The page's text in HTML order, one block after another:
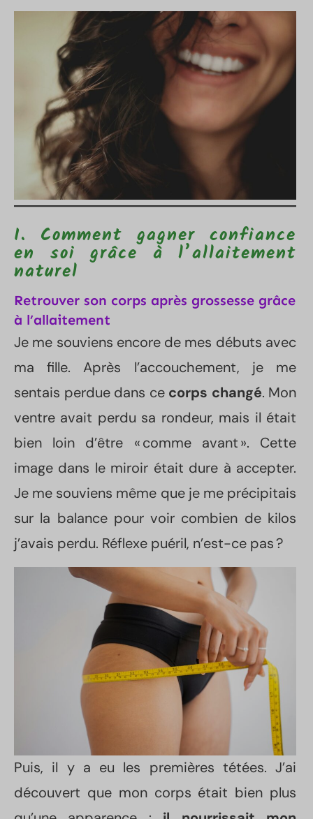
I. Comment gagner confiance
en soi grâce à l’allaitement
naturel
Retrouver son corps après grossesse grâce
à l’allaitement
Je me souviens encore de mes débuts avec
ma fille. Après l’accouchement, je me
sentais perdue dans ce corps changé. Mon
ventre avait perdu sa rondeur, mais il était
bien loin d’être « comme avant ». Cette
image dans le miroir était dure à accepter.
Je me souviens même que je me précipitais
sur la balance pour voir combien de kilos
j’avais perdu. Réflexe puéril, n’est-ce pas ?
Puis, il y a eu les premières tétées. J’ai
découvert que mon corps était bien plus